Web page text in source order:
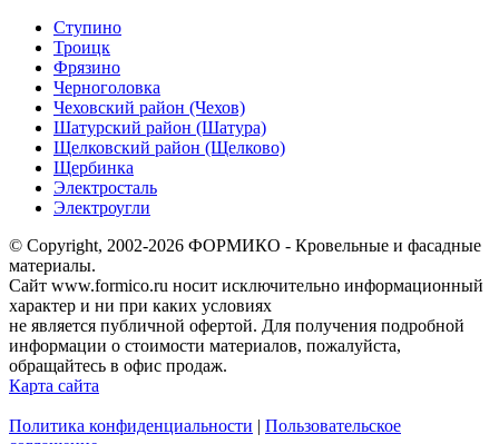
Ступино
Троицк
Фрязино
Черноголовка
Чеховский район (Чехов)
Шатурский район (Шатура)
Щелковский район (Щелково)
Щербинка
Электросталь
Электроугли
© Copyright, 2002-2026 ФОРМИКО - Кровельные и фасадные
материалы.
Сайт www.formico.ru носит исключительно информационный
характер и ни при каких условиях
не является публичной офертой. Для получения подробной
информации о стоимости материалов, пожалуйста,
обращайтесь в офис продаж.
Карта сайта
Политика конфиденциальности | Пользовательское